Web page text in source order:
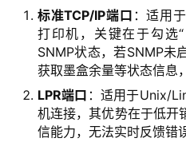
标准TCP/IP端口 ：适用
打印机，关键在于勾选
SNMP状态，若SNMP未
获取墨盒余量等状态信息
LPR端口 ：适用于Unix/
机连接，其优势在于低开
信能力，无法实时反馈错